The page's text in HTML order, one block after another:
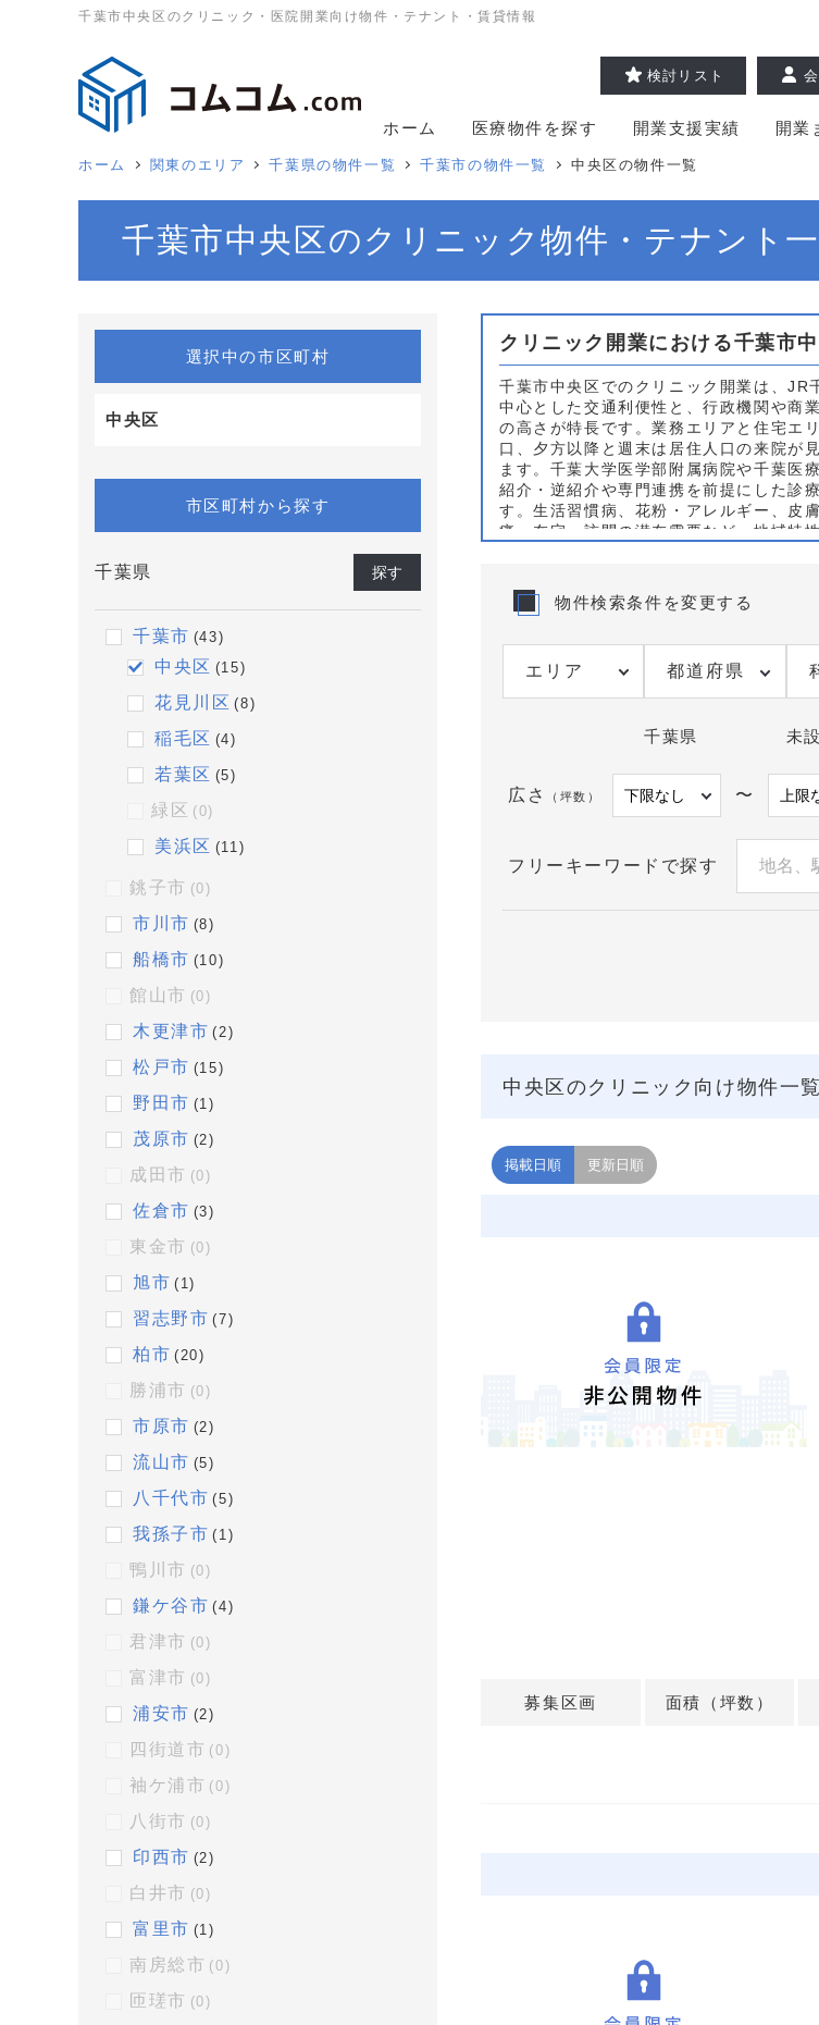
千葉市中央区のクリニック・医院開業向け物件・テナント・賃貸情報
ホーム 医療物件を探す 開業支援実績 開業
検討リスト
ホーム 関東のエリア 千葉県の物件一覧 千葉市の物件一覧 中央区の物件一覧
千葉市中央区のクリニック物件・テナント
選択中の市区町村
中央区
市区町村から探す
千葉県 探す
千葉市 (43)
中央区 (15)
花見川区 (8)
稲毛区 (4)
若葉区 (5)
緑区 (0)
美浜区 (11)
銚子市 (0)
市川市 (8)
船橋市 (10)
館山市 (0)
木更津市 (2)
松戸市 (15)
野田市 (1)
茂原市 (2)
成田市 (0)
佐倉市 (3)
東金市 (0)
旭市 (1)
習志野市 (7)
柏市 (20)
勝浦市 (0)
市原市 (2)
流山市 (5)
八千代市 (5)
我孫子市 (1)
鴨川市 (0)
鎌ケ谷市 (4)
君津市 (0)
富津市 (0)
浦安市 (2)
四街道市 (0)
袖ケ浦市 (0)
八街市 (0)
印西市 (2)
白井市 (0)
富里市 (1)
南房総市 (0)
匝瑳市 (0)
クリニック開業における千葉市
千葉市中央区でのクリニック開業は、JR
中心とした交通利便性と、行政機関や商
の高さが特長です。業務エリアと住宅エ
口、夕方以降と週末は居住人口の来院が
ます。千葉大学医学部附属病院や千葉医
紹介・逆紹介や専門連携を前提にした診
す。生活習慣病、花粉・アレルギー、皮
痛、在宅・訪問の潜在需要など、地域特
東口周辺はオフィス・商業、千葉中央駅
地ニーズが強く、想定患者像に合わせて
調剤薬局の近接、用途地域や各種許認可
スケジュールに合う引渡し時期を精査し
千葉市中央区でのクリニック向け物件は
調整中の区画も存在します。掲載にない
う候補の水面下情報も個別に整理しご提
エリア比較・事業計画・内装仕様まで一
物件検索条件を変更する
都道府県
千葉県 未
広さ （坪数） 〜
フリーキーワードで探す
中央区のクリニック向け物件一覧
掲載日順 更新日順
募集区画 面積（坪数）